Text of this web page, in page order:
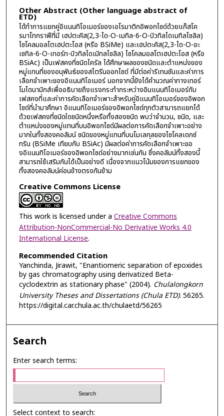
Other Abstract (Other language abstract of
ETD)
ได้ทำการแยกคู่อิแนนทิโอเมอร์ของเอโรมาติกอิพอกไซด์ด้วยแก๊สโค
รมาโทกราฟีที่มี เฮปตะคิส(2,3-ได-O-เมทิล-6-O-บิวทิลไดเมทิลไซลิล)
ไซโคลมอลโตเฮปตะโอส (หรือ BSiMe) และเฮปตะคิส(2,3-ได-O-อะ
เซทิล-6-O-เทอร์ท-บิวทิลไดเมิทลไซลิล) ไซโคลมอลโตเฮปตะโอส (หรือ
BSiAc) เป็นเฟสคงที่ชนิดไครัล ได้ศึกษาผลของชนิดและตำแหน่งของ
หมู่แทนที่ของอนุพันธ์ของสไตรีนออกไซด์ ที่มีต่อค่ารีเทนชันและค่าการ
เลือกจำเพาะของอิแนนทิโอเมอร์ นอกจากนี้ยังได้คำนวณค่าทางเทอร์
โมไดนามิกส์เพื่ออธิบายถึงแรงกระทำกระหว่างอินแนนทิโอเมอร์กับ
เฟสคงที่และค่าการคัดเลือกจำเพาะสำหรับคู่อิแนนทิโอเมอร์ของอิพอก
ไซด์ที่นำมาศึกษา อิแนนทิโอเมอร์ของอิพอกไซด์ทุกตัวสามารถแยกได้
ด้วยเฟสคงที่ชนิดใดชนิดหนึ่งหรือทั้งสองชนิด พบว่าจำนวน, ชนิด, และ
ตำแหน่งของหมู่แทนที่บนอิพอกไซด์มีผลต่อการคัดเลือกจำเพาะอย่าง
มากในทั้งสองคอลัมน์ ชนิดของหมู่แทนที่บนโมเลกุลของไซโคลเดกซ์
ทริน (BSiMe เทียบกับ BSiAc) มีผลต่อค่าการคัดเลือกจำเพาะขอ
งอิแนนทิโอเมอร์ของอิพอกไซด์อย่างมากเช่นกัน ซึ่งคอลัมน์ทั้งสองนี้
สามารถใช้เสริมกันได้เป็นอย่างดี เนื่องจากแนวโน้มของการแยกของ
ทั้งสองคอลัมน์ค่อนข้างตรงกันข้าม
Creative Commons License
This work is licensed under a Creative Commons
Attribution-NonCommercial-No Derivative Works 4.0
International License.
Recommended Citation
Yanchinda, Jirawit, "Enantiomeric separation of epoxides
by gas chromatography using derivatized Beta-
cyclodextrin as stationary phase" (2004). Chulalongkorn
University Theses and Dissertations (Chula ETD). 56265.
https://digital.car.chula.ac.th/chulaetd/56265
Search
Enter search terms:
Select context to search: